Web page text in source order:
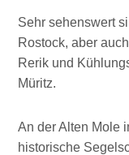
Sehr sehenswert
Rostock, aber
Rerik und
Müritz.
An der Alten Mole
historische